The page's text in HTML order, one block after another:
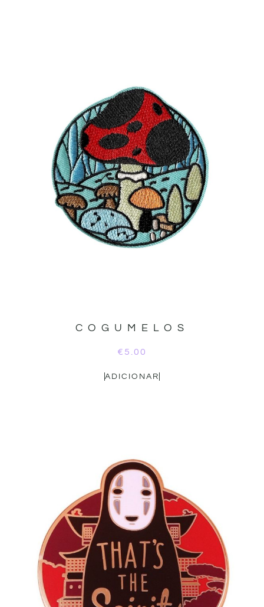
COGUMELOS
€ 5.00
ADICIONAR